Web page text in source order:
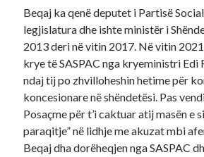
Beqaj ka qenë deputet i Partisë
legjislatura dhe ishte ministër i
2013 deri në vitin 2017. Në vitin
krye të SASPAC nga kryeministri Edi
ndaj tij po zhvilloheshin hetime për
koncesionare në shëndetësi. Pas
Posaçme për t’i caktuar atij masën e
paraqitje” në lidhje me akuzat mbi
Beqaj dha dorëheqjen nga SASPAC